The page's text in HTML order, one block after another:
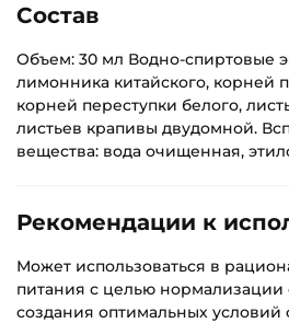
Состав
Объем: 30 мл Водно-спиртовые
лимонника китайского, корней
корней переступки белого,
листьев крапивы двудомной.
вещества: вода очищенная,
Рекомендации к
Может использоваться в
питания с целью нормализации
создания оптимальных